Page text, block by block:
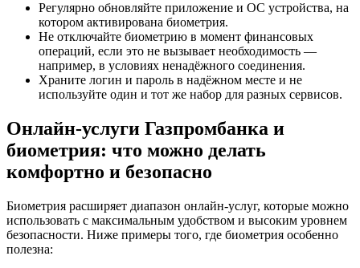
Регулярно обновляйте приложение и ОС устройства, на
котором активирована биометрия.
Не отключайте биометрию в момент финансовых
операций, если это не вызывает необходимость —
например, в условиях ненадёжного соединения.
Храните логин и пароль в надёжном месте и не
используйте один и тот же набор для разных сервисов.
Онлайн-услуги Газпромбанка и
биометрия: что можно делать
комфортно и безопасно
Биометрия расширяет диапазон онлайн-услуг, которые можно
использовать с максимальным удобством и высоким уровнем
безопасности. Ниже примеры того, где биометрия особенно
полезна: